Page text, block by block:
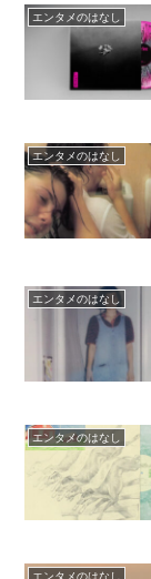
エンタメのはなし
エンタメのはなし
エンタメのはなし
エンタメのはなし
エンタメのはなし